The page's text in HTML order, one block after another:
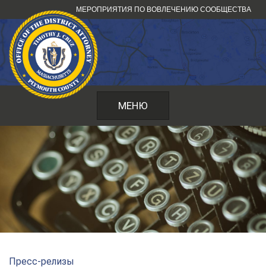
к
содержанию
МЕРОПРИЯТИЯ ПО ВОВЛЕЧЕНИЮ СООБЩЕСТВА
МЕНЮ
Пресс-релизы